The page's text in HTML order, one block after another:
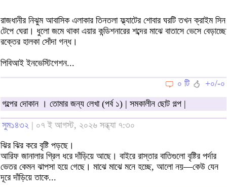
রাজধানীর নিঝুম আবাসিক এলাকার তিনতলা ফ্ল্যাটের শোবার ঘরটি তখন ক্রাইম সিন
টেপে ঘেরা। ধুলো জমে থাকা এয়ার কন্ডিশনারের শব্দের মাঝে বাতাসে ভেসে বেড়াচ্ছে
রক্তের হালকা সোঁদা গন্ধ।
পিবিআই ইনভেস্টিগেশন...
০ টি
+০/-০
গল্পের দোকান । তোমার জন্য লেখা (পর্ব ১) | সমকালীন ছোট গল্প |
সুম১৪৩২ | ০৭ ই আগস্ট, ২০২৬ সন্ধ্যা ৭:৩০
ঝির ঝির করে বৃষ্টি পড়ছে।
আরিফ জানালার গ্রিল ধরে দাঁড়িয়ে আছে। বাইরে রাস্তার বাতিগুলো বৃষ্টির পর্দার
ভেতর কেমন ঝাপসা হয়ে গেছে। মাঝে মাঝে মনে হচ্ছে, আলো নয়—কেউ যেন
দূরে দাঁড়িয়ে তাকে...